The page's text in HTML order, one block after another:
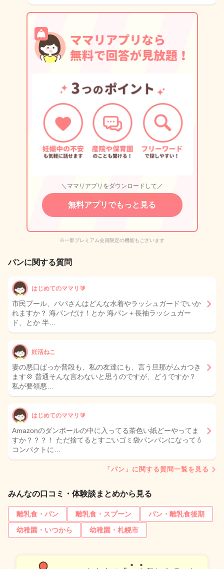
＼ママリアプリをダウンロードして／
無料アプリでもっと見る
※一部プレミアム会員限定の機能もございます
パンに関する質問
はじめてのママリ🔰
市民プール、パパさんはどんな水着やラッシュガードでいか
れますか？ 海パンだけ！とか 海パン＋長袖ラッシュガー
ド、とか 半…
妊活ねこ
妻の悪口ばっか普段も、私の友達にも、言う旦那がムカつき
ます💢 普通そんな言わないと思うのですが、どうですか？
私が要領悪…
はじめてのママリ🔰
Amazonのダンボールの中に入ってる茶色い紙どーやってま
すか？？？！ ただ捨てるとすごいゴミ袋パンパンになって💧‬
コンパクトに…
「パン」に関する質問一覧を見る
みんなの口コミ・体験談まとめから見る
離乳食・パン 離乳食・スプーン
パン・離乳食後期
幼稚園・いつから
幼稚園・札幌市